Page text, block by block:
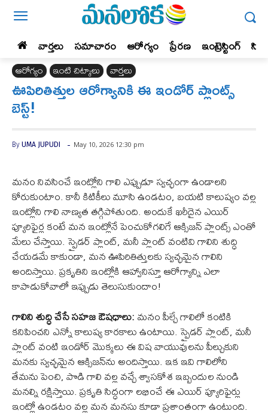
వార్తలు సమాచారం ఆరోగ్యం ప్రేర‌ణ‌ ఇంట్రెస్టింగ్‌
ఆరోగ్యం ఇంటి చిట్కాలు వార్తలు
ఊపిరితిత్తుల ఆరోగ్యానికి ఈ ఇండోర్ ప్లాంట్స్
బెస్ట్!
By UMA JUPUDI - May 10, 2026 12:30 pm
మనం నివసించే ఇంట్లోని గాలి ఎప్పుడూ స్వచ్ఛంగా ఉండాలని
కోరుకుంటాం. కానీ కిటికీలు మూసి ఉండటం, బయటి కాలుష్యం వల్ల
ఇంట్లోని గాలి నాణ్యత తగ్గిపోతుంది. అందుకే ఖరీదైన ఎయిర్
ప్యూరిఫైర్ల కంటే మన ఇంట్లోనే పెంచుకోగలిగే ఆక్సిజన్ ప్లాంట్స్ ఎంతో
మేలు చేస్తాయి. స్పైడర్ ప్లాంట్, మనీ ప్లాంట్ వంటివి గాలిని శుద్ధి
చేయడమే కాకుండా, మన ఊపిరితిత్తులకు స్వచ్ఛమైన గాలిని
అందిస్తాయి. ప్రకృతిని ఇంట్లోకి ఆహ్వానిస్తూ ఆరోగ్యాన్ని ఎలా
కాపాడుకోవాలో ఇప్పుడు తెలుసుకుందాం!
గాలిని శుద్ధి చేసే సహజ ఔషధాలు:మనం పీల్చే గాలిలో కంటికి
కనిపించని ఎన్నో కాలుష్య కారకాలు ఉంటాయి. స్పైడర్ ప్లాంట్, మనీ
ప్లాంట్ వంటి ఇండోర్ మొక్కలు ఈ విష వాయువులను పీల్చుకుని
మనకు స్వచ్ఛమైన ఆక్సిజన్‌ను అందిస్తాయి. ఇక ఇవి గాలిలోని
తేమను పెంచి, పొడి గాలి వల్ల వచ్చే శ్వాసకోశ ఇబ్బందుల నుండి
మనల్ని రక్షిస్తాయి. ప్రకృతి సిద్ధంగా లభించే ఈ ఎయిర్ ప్యూరిఫైర్లు
ఇంట్లో ఉండటం వల్ల మన మనసు కూడా ప్రశాంతంగా ఉంటుంది.